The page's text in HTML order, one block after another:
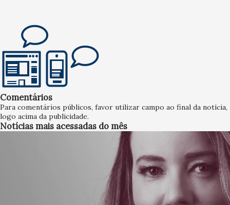
Comentários
Para comentários públicos, favor utilizar campo ao final da notícia,
logo acima da publicidade.
Notícias mais acessadas do mês